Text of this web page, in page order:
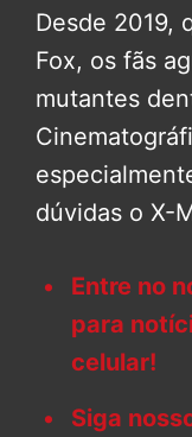
Desde 2019,
Fox, os fãs
mutantes
dúvidas o X-
Entre no
para
celular!
Siga